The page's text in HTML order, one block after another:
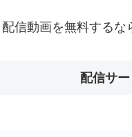
信動画を無料するな
配信サ